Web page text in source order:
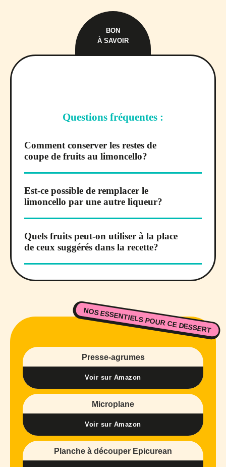
BON
À SAVOIR
Questions fréquentes :
Comment conserver les restes de
coupe de fruits au limoncello?
Est-ce possible de remplacer le
limoncello par une autre liqueur?
Quels fruits peut-on utiliser à la place
de ceux suggérés dans la recette?
NOS ESSENTIELS POUR CE DESSERT
Presse-agrumes
Voir sur Amazon
Microplane
Voir sur Amazon
Planche à découper Epicurean